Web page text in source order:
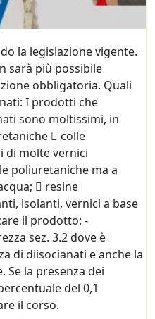
la legislazione vigente.
sarà più possibile
obbligatoria. Quali
I prodotti che
sono moltissimi, in
 colle
di molte vernici
poliuretaniche ma a
 resine
isolanti, vernici a base
il prodotto: -
sez. 3.2 dove è
di diisocianati e anche la
Se la presenza dei
del 0,1
il corso.